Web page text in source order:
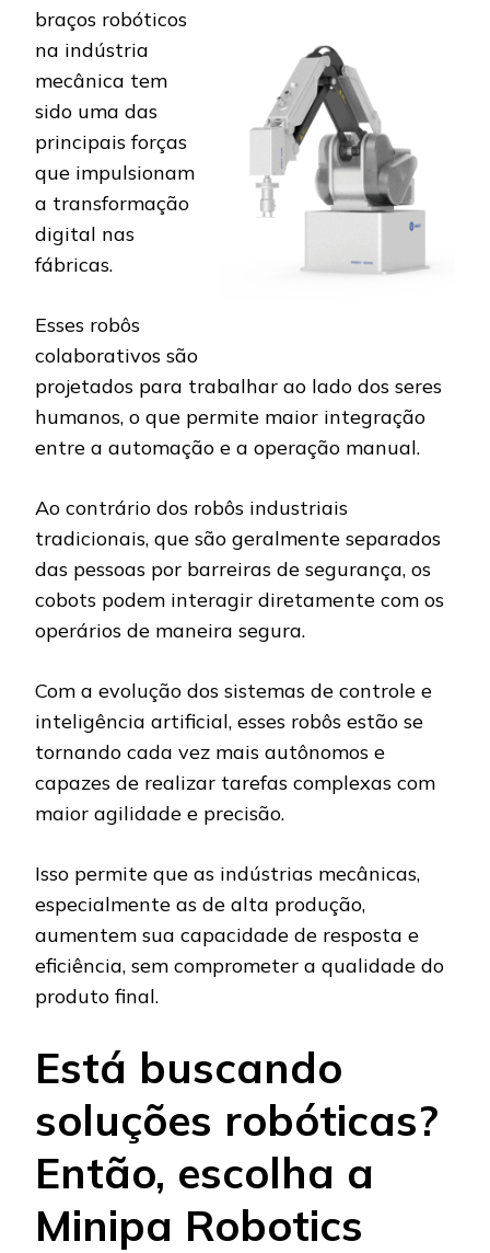
braços robóticos
na indústria
mecânica tem
sido uma das
principais forças
que impulsionam
a transformação
digital nas
fábricas.
Esses robôs
colaborativos são
projetados para trabalhar ao lado dos seres
humanos, o que permite maior integração
entre a automação e a operação manual.
Ao contrário dos robôs industriais
tradicionais, que são geralmente separados
das pessoas por barreiras de segurança, os
cobots podem interagir diretamente com os
operários de maneira segura.
Com a evolução dos sistemas de controle e
inteligência artificial, esses robôs estão se
tornando cada vez mais autônomos e
capazes de realizar tarefas complexas com
maior agilidade e precisão.
Isso permite que as indústrias mecânicas,
especialmente as de alta produção,
aumentem sua capacidade de resposta e
eficiência, sem comprometer a qualidade do
produto final.
Está buscando
soluções robóticas?
Então, escolha a
Minipa Robotics